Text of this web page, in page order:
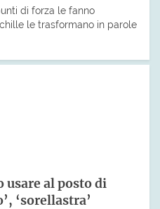
di forza le fanno
le trasformano in parole
usare al posto di
‘sorellastra’